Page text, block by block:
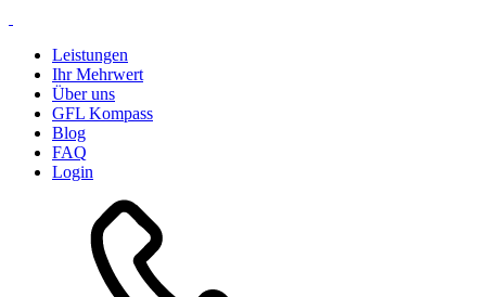
Leistungen
Ihr Mehrwert
Über uns
GFL Kompass
Blog
FAQ
Login